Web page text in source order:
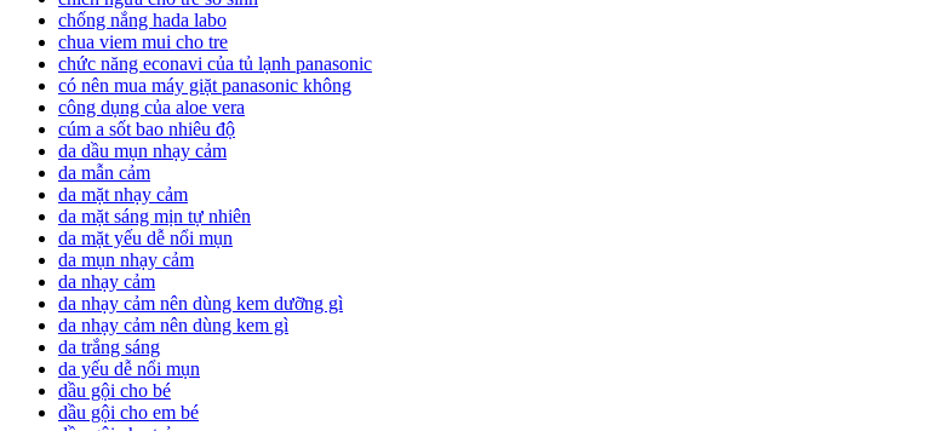
chống nắng hada labo
chua viem mui cho tre
chức năng econavi của tủ lạnh panasonic
có nên mua máy giặt panasonic không
công dụng của aloe vera
cúm a sốt bao nhiêu độ
da dầu mụn nhạy cảm
da mẫn cảm
da mặt nhạy cảm
da mặt sáng mịn tự nhiên
da mặt yếu dễ nổi mụn
da mụn nhạy cảm
da nhạy cảm
da nhạy cảm nên dùng kem dưỡng gì
da nhạy cảm nên dùng kem gì
da trắng sáng
da yếu dễ nổi mụn
dầu gội cho bé
dầu gội cho em bé